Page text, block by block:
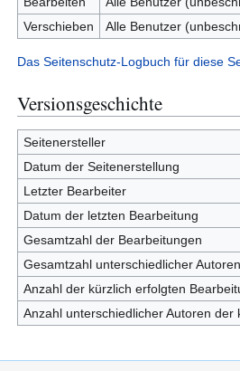
Verschieben
Alle Benutzer
Das Seitenschutz-Logbuch für diese
Versionsgeschichte
Seitenersteller
Datum der Seitenerstellung
Letzter Bearbeiter
Datum der letzten Bearbeitung
Gesamtzahl der Bearbeitungen
Gesamtzahl unterschiedlicher Autoren
Anzahl der kürzlich erfolgten
Anzahl unterschiedlicher Autoren